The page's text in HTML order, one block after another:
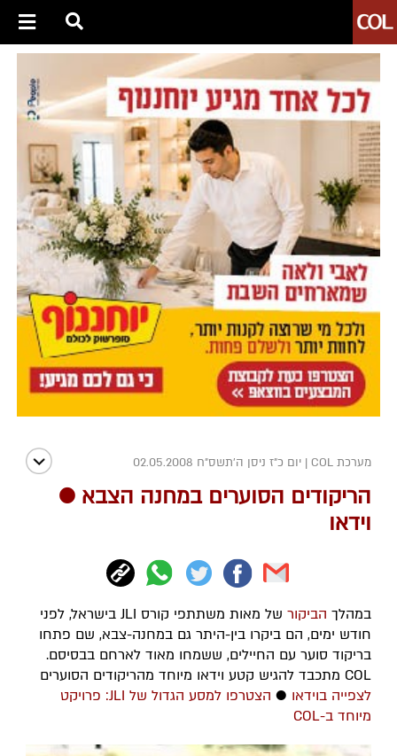
מערכת COL | יום כ"ז ניסן ה׳תשס״ח 02.05.2008
הריקודים הסוערים במחנה הצבא ●
וידאו
במהלך הביקור
של מאות משתתפי קורס JLI בישראל, לפני
חודש ימים, הם ביקרו בין-היתר גם במחנה-צבא, שם פתחו
בריקוד סוער עם החיילים, ששמחו מאוד לארחם בבסיסם.
COL מתכבד להגיש קטע וידאו מיוחד מהריקודים הסוערים
לצפייה בוידאו ●
הצטרפו למסע הגדול של JLI: פרויקט
מיוחד ב-COL